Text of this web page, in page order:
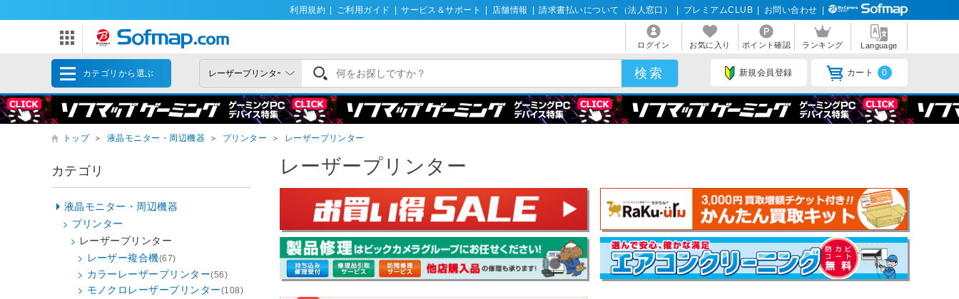
利用規約 ご利用ガイド サービス＆サポート 店舗情報 請求書払いについて（法人窓口） プレミアムCLUB お問い合わせ
ログイン お気に入り ポイント確認 ランキング Language
カテゴリから選ぶ 新規会員登録 カート 0
トップ ＞ 液晶モニター・周辺機器 ＞ プリンター ＞ レーザープリンター
レーザープリンター
カテゴリ
液晶モニター・周辺機器
プリンター
レーザープリンター
レーザー複合機(67)
カラーレーザープリンター(56)
モノクロレーザープリンター(108)